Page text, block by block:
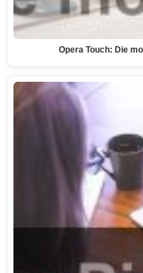
Opera Touch: Die